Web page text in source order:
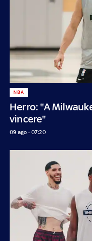
Herro: "A
vincere"
NBA
09 ago - 07:20